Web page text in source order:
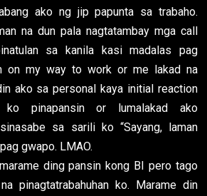
ako ng jip papunta sa trabaho.
na dun pala nagtatambay mga call
sa kanila kasi madalas pag
on my way to work or me lakad na
ako sa personal kaya initial reaction
pinapansin or lumalakad ako
sa sarili ko “Sayang, laman
gwapo. LMAO.
ding pansin kong BI pero tago
pinagtatrabahuhan ko. Marame din